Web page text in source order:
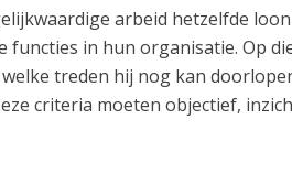
arbeid hetzelfde
in hun organisatie. Op
treden hij nog kan
criteria moeten objectief,